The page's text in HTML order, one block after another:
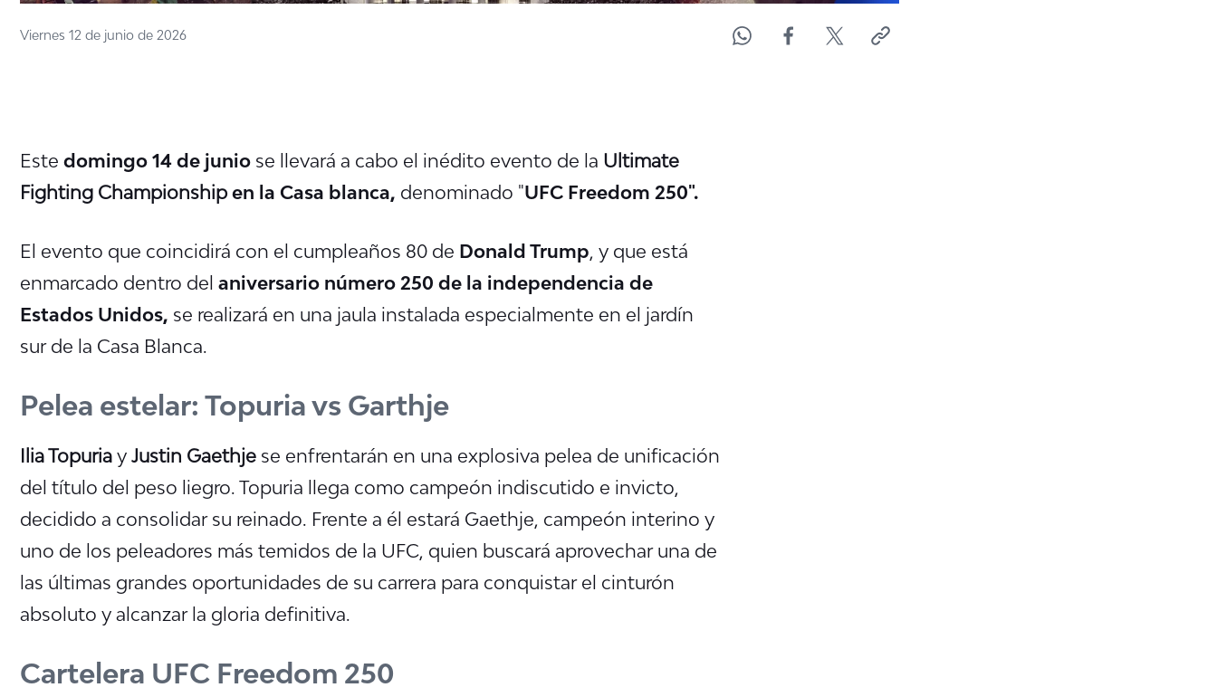
Viernes 12 de junio de 2026
Este domingo 14 de junio se llevará a cabo el inédito evento de la Ultimate
Fighting Championship en la Casa blanca, denominado "UFC Freedom 250".
El evento que coincidirá con el cumpleaños 80 de Donald Trump , y que está
enmarcado dentro del aniversario número 250 de la independencia de
Estados Unidos, se realizará en una jaula instalada especialmente en el jardín
sur de la Casa Blanca.
Pelea estelar: Topuria vs Garthje
Ilia Topuria y Justin Gaethje se enfrentarán en una explosiva pelea de unificación
del título del peso liegro. Topuria llega como campeón indiscutido e invicto,
decidido a consolidar su reinado. Frente a él estará Gaethje, campeón interino y
uno de los peleadores más temidos de la UFC, quien buscará aprovechar una de
las últimas grandes oportunidades de su carrera para conquistar el cinturón
absoluto y alcanzar la gloria definitiva.
Cartelera UFC Freedom 250